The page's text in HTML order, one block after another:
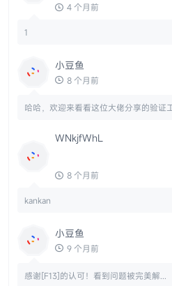
4 个月前
1
小豆鱼
8 个月前
哈哈，欢迎来看看这位大佬分享的验证
WNkjfWhL
8 个月前
kankan
小豆鱼
9 个月前
感谢[F13]的认可！看到问题被完美解...